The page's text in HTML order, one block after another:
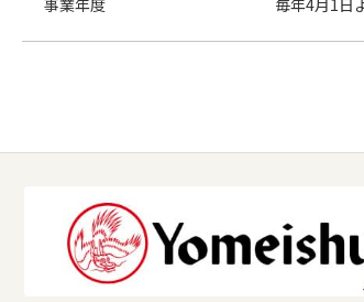
事業年度 毎年4月1日